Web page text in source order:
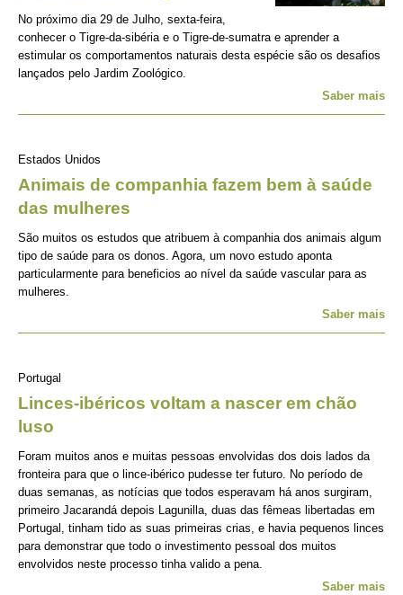
No próximo dia 29 de Julho, sexta-feira,
conhecer o Tigre-da-sibéria e o Tigre-de-sumatra e aprender a
estimular os comportamentos naturais desta espécie são os desafios
lançados pelo Jardim Zoológico.
Saber mais
Estados Unidos
Animais de companhia fazem bem à saúde
das mulheres
São muitos os estudos que atribuem à companhia dos animais algum
tipo de saúde para os donos. Agora, um novo estudo aponta
particularmente para beneficios ao nível da saúde vascular para as
mulheres.
Saber mais
Portugal
Linces-ibéricos voltam a nascer em chão
luso
Foram muitos anos e muitas pessoas envolvidas dos dois lados da
fronteira para que o lince-ibérico pudesse ter futuro. No período de
duas semanas, as notícias que todos esperavam há anos surgiram,
primeiro Jacarandá depois Lagunilla, duas das fêmeas libertadas em
Portugal, tinham tido as suas primeiras crias, e havia pequenos linces
para demonstrar que todo o investimento pessoal dos muitos
envolvidos neste processo tinha valido a pena.
Saber mais